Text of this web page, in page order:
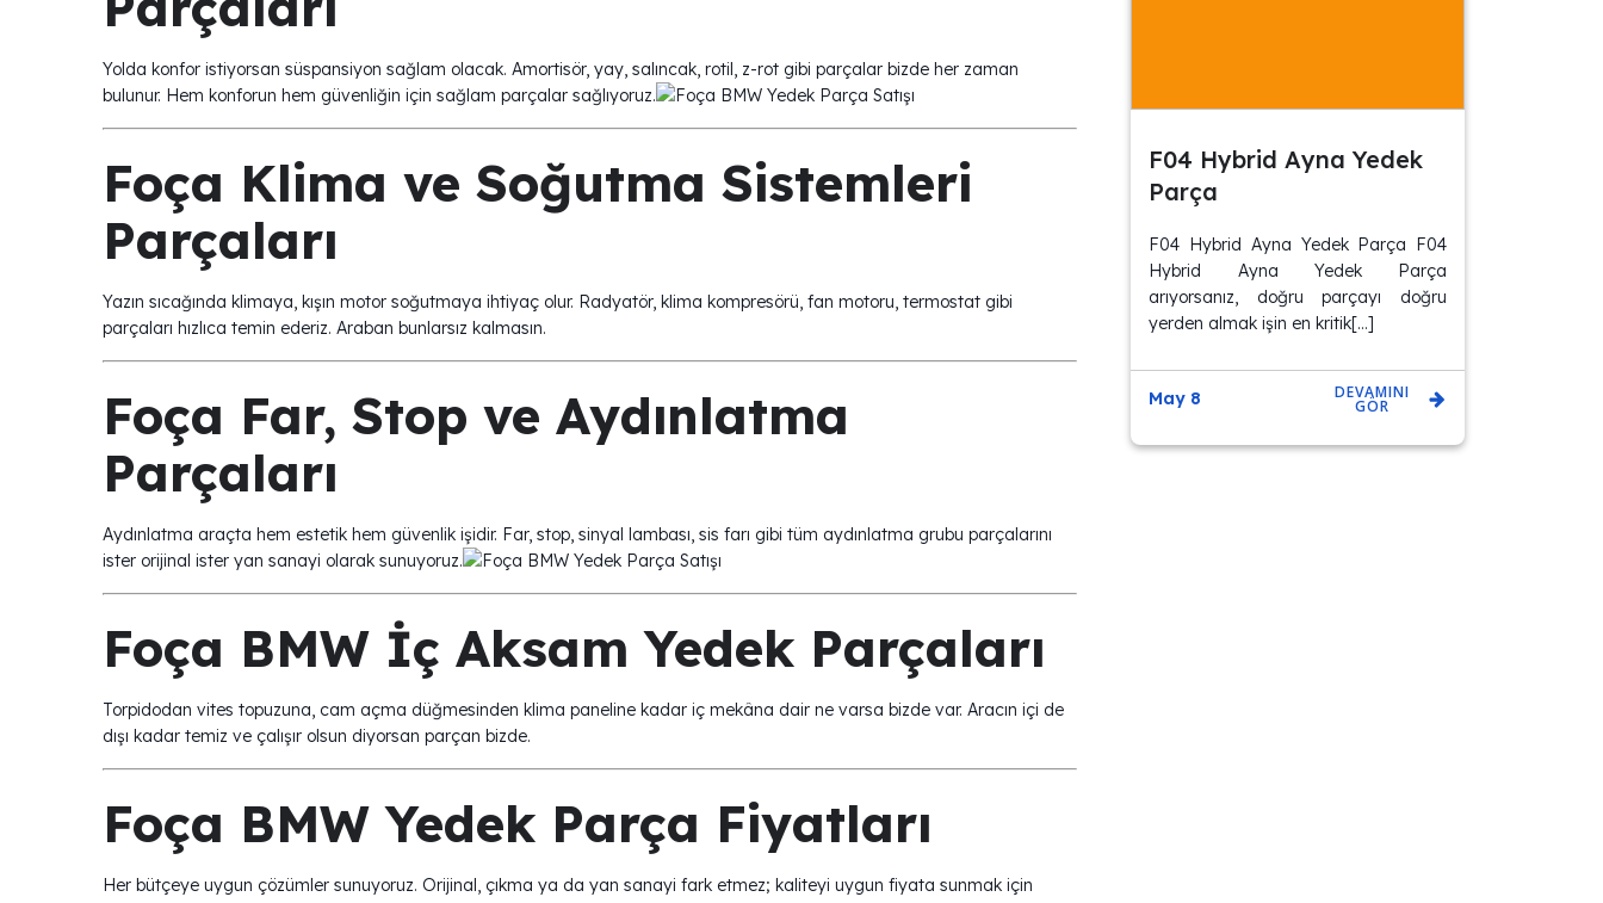
Yolda konfor istiyorsan süspansiyon sağlam olacak. Amortisör, yay, salıncak, rotil, z-rot gibi parçalar bizde her zaman
bulunur. Hem konforun hem güvenliğin için sağlam parçalar sağlıyoruz.
Foça Klima ve Soğutma Sistemleri
Parçaları
Yazın sıcağında klimaya, kışın motor soğutmaya ihtiyaç olur. Radyatör, klima kompresörü, fan motoru, termostat gibi
parçaları hızlıca temin ederiz. Araban bunlarsız kalmasın.
Foça Far, Stop ve Aydınlatma
Parçaları
Aydınlatma araçta hem estetik hem güvenlik işidir. Far, stop, sinyal lambası, sis farı gibi tüm aydınlatma grubu parçalarını
ister orijinal ister yan sanayi olarak sunuyoruz.
Foça BMW İç Aksam Yedek Parçaları
Torpidodan vites topuzuna, cam açma düğmesinden klima paneline kadar iç mekâna dair ne varsa bizde var. Aracın içi de
dışı kadar temiz ve çalışır olsun diyorsan parçan bizde.
Foça BMW Yedek Parça Fiyatları
Her bütçeye uygun çözümler sunuyoruz. Orijinal, çıkma ya da yan sanayi fark etmez; kaliteyi uygun fiyata sunmak için
F04 Hybrid Ayna Yedek
Parça
F04 Hybrid Ayna Yedek Parça F04
Hybrid Ayna Yedek Parça
arıyorsanız, doğru parçayı doğru
yerden almak işin en kritik[…]
May 8 DEVAMINI
GÖR